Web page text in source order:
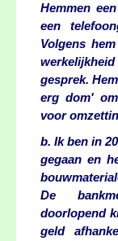
Hemmen
een
Volgens
werkelijkheid
gesprek.
erg dom'
voor
b. Ik ben in
gegaan en
De
doorlopend
geld